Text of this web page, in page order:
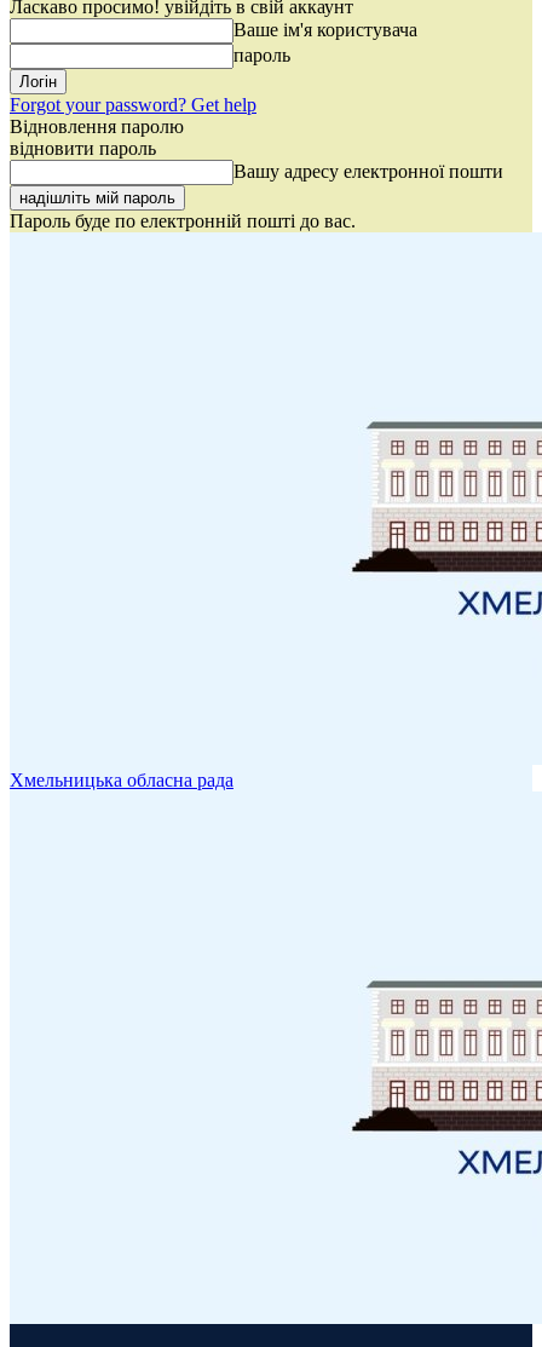
Ласкаво просимо! увійдіть в свій аккаунт
Ваше ім'я користувача
пароль
Forgot your password? Get help
Відновлення паролю
відновити пароль
Вашу адресу електронної пошти
Пароль буде по електронній пошті до вас.
Хмельницька обласна рада